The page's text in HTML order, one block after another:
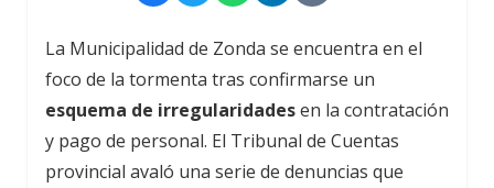
La Municipalidad de Zonda se encuentra en el
foco de la tormenta tras confirmarse un
esquema de irregularidadesen la contratación
y pago de personal. El Tribunal de Cuentas
provincial avaló una serie de denuncias que